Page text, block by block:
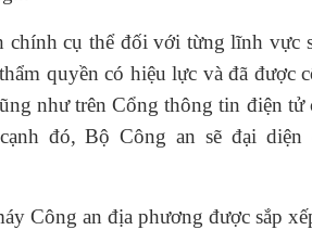
chính cụ thể đối với từng lĩnh vực
quyền có hiệu lực và đã
như trên Cổng thông tin điện tử
đó, Bộ Công an sẽ đại
Công an địa phương được sắp